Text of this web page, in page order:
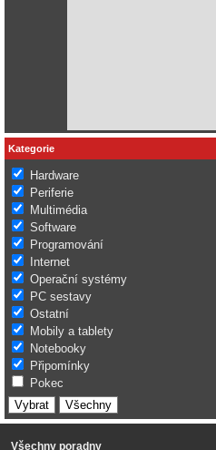
Kategorie
Hardware
Periferie
Multimédia
Software
Programování
Internet
Operační systémy
PC sestavy
Ostatní
Mobily a tablety
Notebooky
Připomínky
Pokec
Všechny poradny